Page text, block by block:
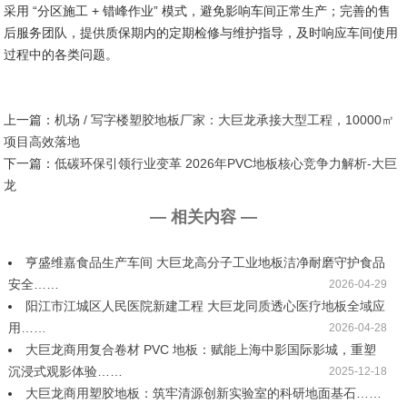
采用 “分区施工 + 错峰作业” 模式，避免影响车间正常生产；完善的售
后服务团队，提供质保期内的定期检修与维护指导，及时响应车间使用
过程中的各类问题。
上一篇：机场 / 写字楼塑胶地板厂家：大巨龙承接大型工程，10000㎡
项目高效落地
下一篇：低碳环保引领行业变革 2026年PVC地板核心竞争力解析-大巨
龙
— 相关内容 —
亨盛维嘉食品生产车间 大巨龙高分子工业地板洁净耐磨守护食品
安全……
2026-04-29
阳江市江城区人民医院新建工程 大巨龙同质透心医疗地板全域应
用……
2026-04-28
大巨龙商用复合卷材 PVC 地板：赋能上海中影国际影城，重塑
沉浸式观影体验……
2025-12-18
大巨龙商用塑胶地板：筑牢清源创新实验室的科研地面基石……